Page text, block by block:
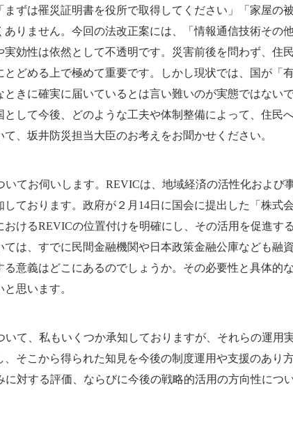
ずは罹災証明書を役所で取得してください」「家屋の
りません。今回の法改正案には、「情報通信技術その
効性は依然として不透明です。災害前後を問わず、住
どめる上で極めて重要です。しかし現状では、国が「
きに確実に届いているとは言い難いのが実態ではない
して今後、どのような工夫や体制整備によって、住民
、坂井防災担当大臣のお考えをお聞かせください。
てお伺いします。REVICは、地域経済の活性化および
ております。政府が２月14日に国会に提出した「株式
けるREVICの位置付けを明確にし、その活用を促進す
は、すでに民間金融機関や日本政策金融公庫なども融
意義はどこにあるのでしょうか。その必要性と具体的
思います。
て、私もいくつか承知しておりますが、それらの運用
そこから得られた知見を今後の制度運用や支援のあり
対する評価、ならびに今後の戦略的活用の方向性につ